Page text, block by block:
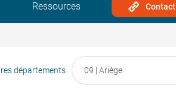
Ressources Contact
départements